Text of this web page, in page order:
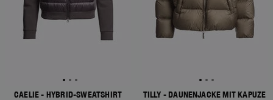
CAELIE - HYBRID-SWEATSHIRT TILLY - DAUNENJACKE MIT KAPUZE